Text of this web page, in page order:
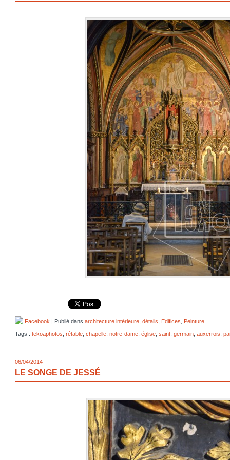
Facebook | Publié dans architecture intérieure, détails Edifices
Peinture
Tags : tekoaphotos rétable, chapelle, notre-dame, église, saint, germain, auxerrois
06/04/2014
LE SONGE DE JESSÉ